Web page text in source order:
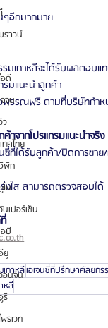
ราวน์
ดี
จุน
ว
ศไทย
พิก
น
เปอร์เซ็น
บี
ยู
อนจิน
รี
รเวท
ๆอีกมากมาย
รมเกาหลีจะได้รับผลตอบ
มแนะนำลูกค้า
พรรณฟรี ตามที่บริษัทกำ
ค้าจากโปรแกรมแนะนำจริง
ซี่ที่ได้รับลูกค้า/ปิดการขา
งใส สามารถตรวจสอบได้
กาหลีเอเจนซี่ที่ปรึกษาศัลยกร
หลี